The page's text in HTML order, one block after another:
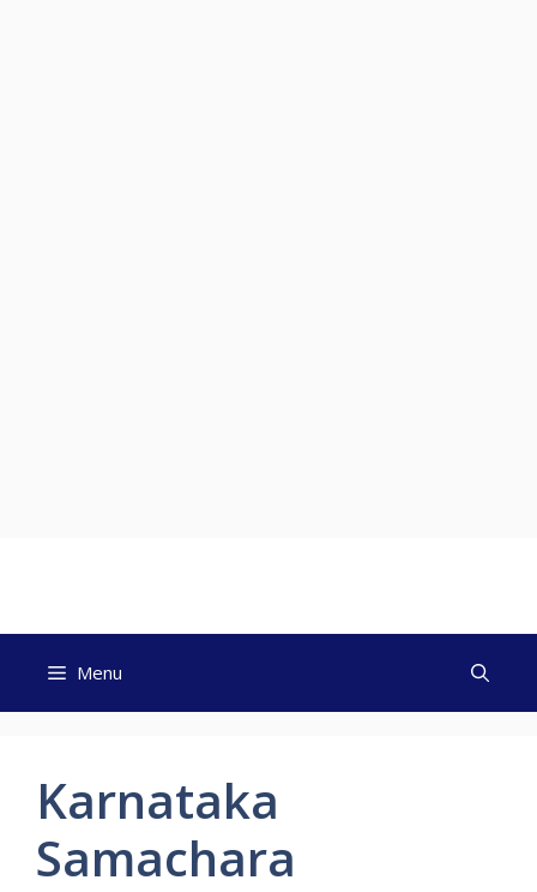
Menu
Karnataka
Samachara